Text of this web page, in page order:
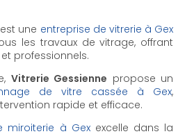
est une entreprise de vitrerie à Gex
les travaux de vitrage, offrant
professionnels.
Vitrerie Gessienne propose un
de vitre cassée à Gex,
rapide et efficace.
miroiterie à Gexexcelle dans la